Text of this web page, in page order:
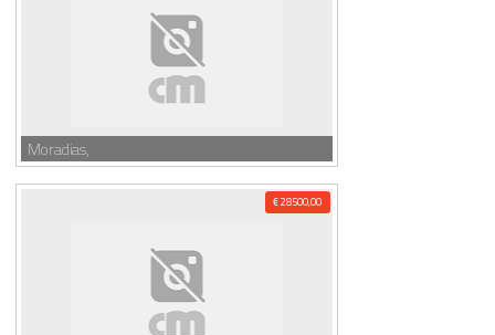
Moradias,
€ 28500,00